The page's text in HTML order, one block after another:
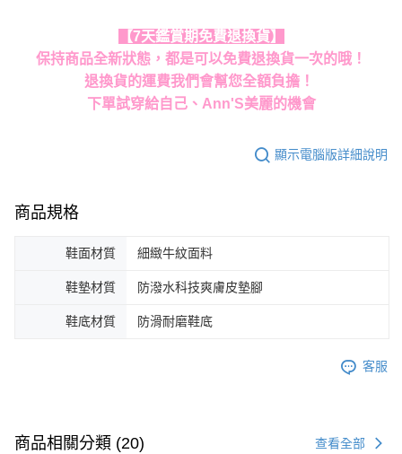
【7天鑑賞期免費退換貨】
保持商品全新狀態，都是可以免費退換貨一次的哦！
退換貨的運費我們會幫您全額負擔！
下單試穿給自己、Ann'S美麗的機會
顯示電腦版詳細說明
商品規格
鞋面材質 細緻牛紋面料
鞋墊材質 防潑水科技爽膚皮墊腳
鞋底材質 防滑耐磨鞋底
客服
商品相關分類 (20) 查看全部